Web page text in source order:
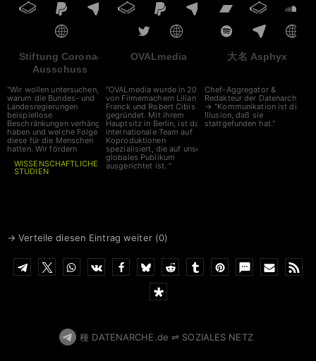
Stiftung Corona-
Ausschuss
"Wir wollen untersuchen,
warum die Bundes- und
Landesregierungen
beispiellose
Beschränkungen verhängt
haben und welche Folgen
diese für die Menschen
hatten. Wir fördern
WISSENSCHAFTLICHE
STUDIEN
OVALmedia
"OVALmedia wurde in 2002
von Filmemachern Lilian
Franck und Robert Cibis
gegründet. Mit ihrem
Hauptsitz in Berlin, ist das
internationale Team auf
Koproduktionen
spezialisiert, die auf unser
globales Publikum
ausgerichtet ist. "
大名 Asphyx
Chef-Aggregator &
Redakteur der Datenarche
→ "Kommunikation ist die
Illusion, daß sie
stattgefunden hat."
→ Verteile diesen Eintrag weiter (0)
種 DATENARCHE.de ⇌ SOZIALES NETZ